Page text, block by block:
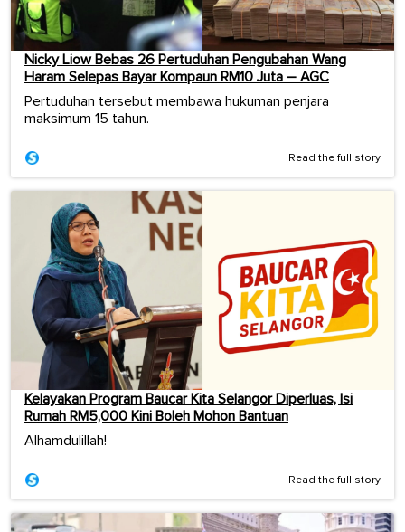
Nicky Liow Bebas 26 Pertuduhan Pengubahan Wang
Haram Selepas Bayar Kompaun RM10 Juta – AGC
Pertuduhan tersebut membawa hukuman penjara
maksimum 15 tahun.
Read the full story
Kelayakan Program Baucar Kita Selangor Diperluas, Isi
Rumah RM5,000 Kini Boleh Mohon Bantuan
Alhamdulillah!
Read the full story